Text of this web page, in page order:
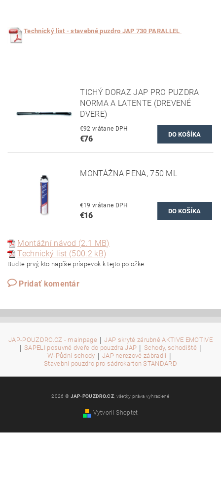
Technický list - stavebné puzdro JAP 730 PARALLEL
TICHÝ DORAZ JAP PRO PUZDRA
NORMA A LATENTE (DREVENÉ
DVERE)
€92 vrátane DPH
€76
MONTÁŽNA PENA, 750 ML
€19 vrátane DPH
€16
Montážní návod (2.1 MB)
Technický list (500.2 kB)
Buďte prvý, kto napíše príspevok k tejto položke.
Pridať komentár
JAP-POUZDRO.CZ - mainpage | JAP skryté zárubně AKTIVE EMOTIVE
| SAPELI posuvné dveře do pouzdra JAP | Schody, schodiště |
W-Půdní schody | JAP nerezové zábradlí |
Stavební pouzdro pro sádrokarton STANDARD
2026 © JAP-POUZDRO.CZ , všetky práva vyhradené
Vytvoril Shoptet